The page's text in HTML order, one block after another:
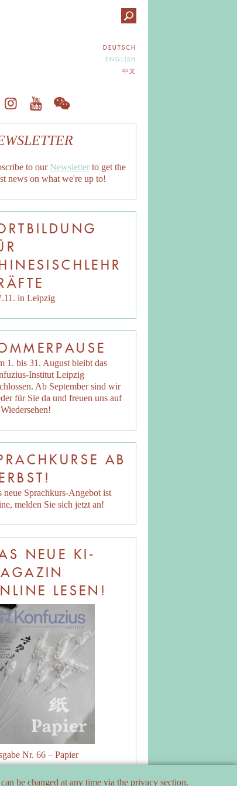
DEUTSCH
ENGLISH
中文
to our Newsletter to get the
news on what we're up to!
in Leipzig
1. bis 31. August bleibt das
Institut Leipzig
Ab September sind wir
für Sie da und freuen uns auf
AB
neue Sprachkurs-Angebot ist
melden Sie sich jetzt an!
NEUE KI-
LESEN!
Nr. 66 – Papier
Us& Data Protection Declaration&
be changed at any time via the privacy section.